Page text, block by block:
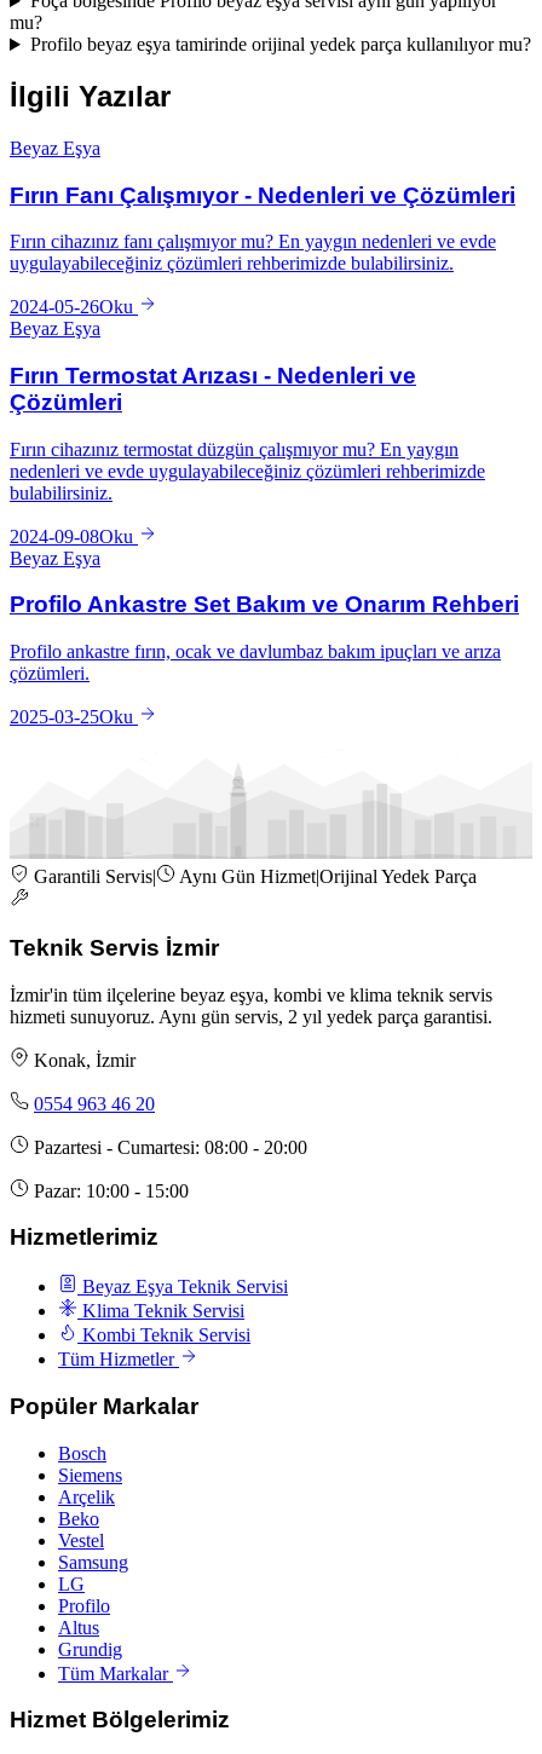
mu?
Profilo beyaz eşya tamirinde orijinal yedek parça kullanılıyor mu?
İlgili Yazılar
Beyaz Eşya
Fırın Fanı Çalışmıyor - Nedenleri ve Çözümleri
Fırın cihazınız fanı çalışmıyor mu? En yaygın nedenleri ve evde
uygulayabileceğiniz çözümleri rehberimizde bulabilirsiniz.
2024-05-26Oku
Beyaz Eşya
Fırın Termostat Arızası - Nedenleri ve
Çözümleri
Fırın cihazınız termostat düzgün çalışmıyor mu? En yaygın
nedenleri ve evde uygulayabileceğiniz çözümleri rehberimizde
bulabilirsiniz.
2024-09-08Oku
Beyaz Eşya
Profilo Ankastre Set Bakım ve Onarım Rehberi
Profilo ankastre fırın, ocak ve davlumbaz bakım ipuçları ve arıza
çözümleri.
2025-03-25Oku
Garantili Servis| Aynı Gün Hizmet|Orijinal Yedek Parça
Teknik Servis İzmir
İzmir'in tüm ilçelerine beyaz eşya, kombi ve klima teknik servis
hizmeti sunuyoruz. Aynı gün servis, 2 yıl yedek parça garantisi.
Konak, İzmir
0554 963 46 20
Pazartesi - Cumartesi: 08:00 - 20:00
Pazar: 10:00 - 15:00
Hizmetlerimiz
Beyaz Eşya Teknik Servisi
Klima Teknik Servisi
Kombi Teknik Servisi
Tüm Hizmetler
Popüler Markalar
Bosch
Siemens
Arçelik
Beko
Vestel
Samsung
LG
Profilo
Altus
Grundig
Tüm Markalar
Hizmet Bölgelerimiz